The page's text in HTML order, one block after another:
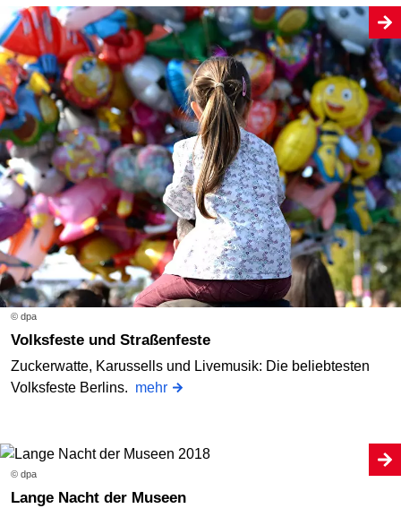
© dpa
Volksfeste und Straßenfeste
Zuckerwatte, Karussells und Livemusik: Die beliebtesten
Volksfeste Berlins. mehr
© dpa
Lange Nacht der Museen